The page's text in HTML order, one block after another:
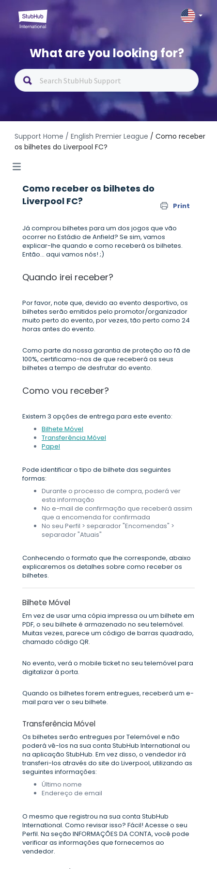
What are you looking for?
Support Home / English Premier League / Como receber
os bilhetes do Liverpool FC?
Como receber os bilhetes do
Liverpool FC?
Print
Já comprou bilhetes para um dos jogos que vão
ocorrer no Estádio de Anfield? Se sim, vamos
explicar-lhe quando e como receberá os bilhetes.
Então... aqui vamos nós! ;)
Quando irei receber?
Por favor, note que, devido ao evento desportivo, os
bilhetes serão emitidos pelo promotor/organizador
muito perto do evento, por vezes, tão perto como 24
horas antes do evento.
Como parte da nossa garantia de proteção ao fã de
100%, certificamo-nos de que receberá os seus
bilhetes a tempo de desfrutar do evento.
Como vou receber?
Existem 3 opções de entrega para este evento:
Bilhete Móvel
Transferência Móvel
Papel
Pode identificar o tipo de bilhete das seguintes
formas:
Durante o processo de compra, poderá ver
esta informação
No e-mail de confirmação que receberá assim
que a encomenda for confirmada
No seu Perfil > separador "Encomendas" >
separador "Atuais"
Conhecendo o formato que lhe corresponde, abaixo
explicaremos os detalhes sobre como receber os
bilhetes.
Bilhete Móvel
Em vez de usar uma cópia impressa ou um bilhete em
PDF, o seu bilhete é armazenado no seu telemóvel.
Muitas vezes, parece um código de barras quadrado,
chamado código QR.
No evento, verá o mobile ticket no seu telemóvel para
digitalizar à porta.
Quando os bilhetes forem entregues, receberá um e-
mail para ver o seu bilhete.
Transferência Móvel
Os bilhetes serão entregues por Telemóvel e não
poderá vê-los na sua conta StubHub International ou
na aplicação StubHub. Em vez disso, o vendedor irá
transferi-los através do site do Liverpool, utilizando as
seguintes informações:
Último nome
Endereço de email
O mesmo que registrou na sua conta StubHub
International. Como revisar isso? Fácil! Acesse o seu
Perfil. Na seção INFORMAÇÕES DA CONTA, você pode
verificar as informações que fornecemos ao
vendedor.